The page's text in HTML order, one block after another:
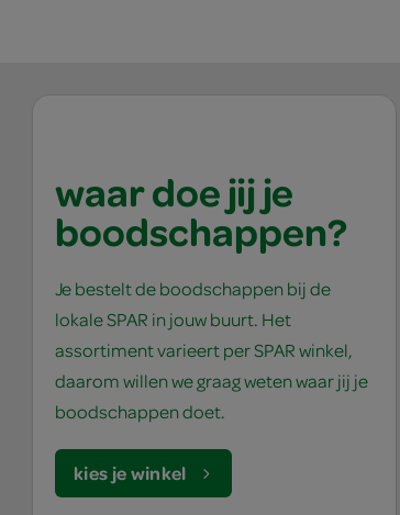
waar doe jij je
boodschappen?
Je bestelt de boodschappen bij de
lokale SPAR in jouw buurt. Het
assortiment varieert per SPAR winkel,
daarom willen we graag weten waar jij je
boodschappen doet.
kies je winkel